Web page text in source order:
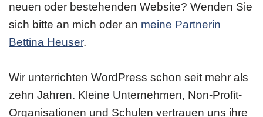
neuen oder bestehenden Website? Wenden Sie
sich bitte an mich oder an meine Partnerin
Bettina Heuser.
Wir unterrichten WordPress schon seit mehr als
zehn Jahren. Kleine Unternehmen, Non-Profit-
Organisationen und Schulen vertrauen uns ihre